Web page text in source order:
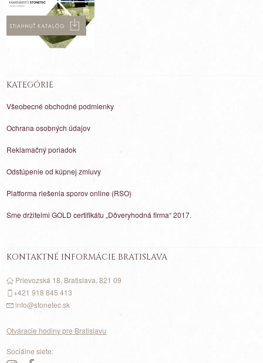
KATEGÓRIE
Všeobecné obchodné podmienky
Ochrana osobných údajov
Reklamačný poriadok
Odstúpenie od kúpnej zmluvy
Platforma riešenia sporov online (RSO)
Sme držitelmi GOLD certifikátu „Dôveryhodná firma“ 2017.
KONTAKTNÉ INFORMÁCIE BRATISLAVA
Prievozská 18, Bratislava, 821 09
+421 918 845 413
info@stonetec.sk
Otváracie hodiny pre Bratislavu
Sociálne siete: